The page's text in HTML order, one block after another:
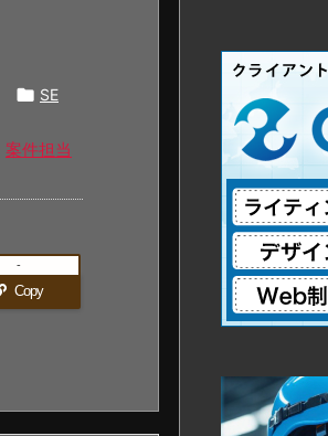
 SE
案件担当
Copy
-